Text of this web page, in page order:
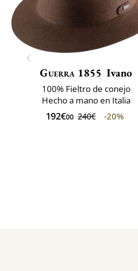
Guerra 1855 Ivano
100% Fieltro de conejo
Hecho a mano en Italia
192€00 240€ -20%